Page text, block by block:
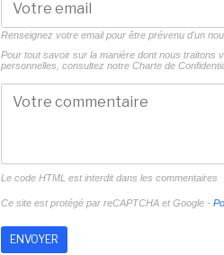
Renseignez votre email pour être prévenu d'un
Pour tout savoir sur la manière dont nous traitons
personnelles, consultez notre Charte de
Le code HTML est interdit dans les commentaires
Ce site est protégé par reCAPTCHA et Google -